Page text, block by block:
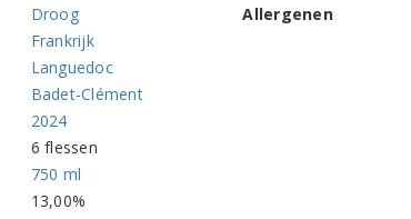
Droog
Frankrijk
Languedoc
Badet-Clément
2024
6 flessen
750 ml
13,00%
Allergenen